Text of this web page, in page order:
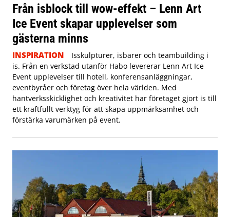
Från isblock till wow-effekt – Lenn Art
Ice Event skapar upplevelser som
gästerna minns
INSPIRATION
Isskulpturer, isbarer och teambuilding i
is. Från en verkstad utanför Habo levererar Lenn Art Ice
Event upplevelser till hotell, konferensanläggningar,
eventbyråer och företag över hela världen. Med
hantverksskicklighet och kreativitet har företaget gjort is till
ett kraftfullt verktyg för att skapa uppmärksamhet och
förstärka varumärken på event.